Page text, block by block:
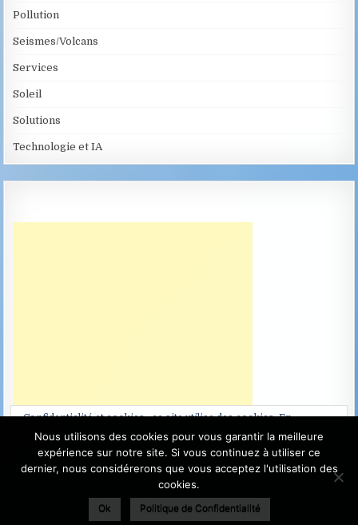
Pollution
Seismes/Volcans
Services
Soleil
Solutions
Technologie et IA
Terra Projects Anciennement La Terre du Futur - Copyright ©
2003-2026 - Site sans but lucratif
Confidentialité et cookies : ce site utilise des cookies. En
continuant à utiliser ce site Web, vous acceptez leur utilisation.
Pour en savoir plus, notamment sur la façon de contrôler les
cookies, consultez :Politique relative aux cookies
Nous utilisons des cookies pour vous garantir la meilleure
expérience sur notre site. Si vous continuez à utiliser ce
dernier, nous considérerons que vous acceptez l'utilisation des
cookies.
Ok Politique de Confidentialité